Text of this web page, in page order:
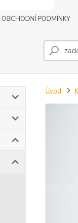
OBCHODNÍ PODMÍNKY
Úvod